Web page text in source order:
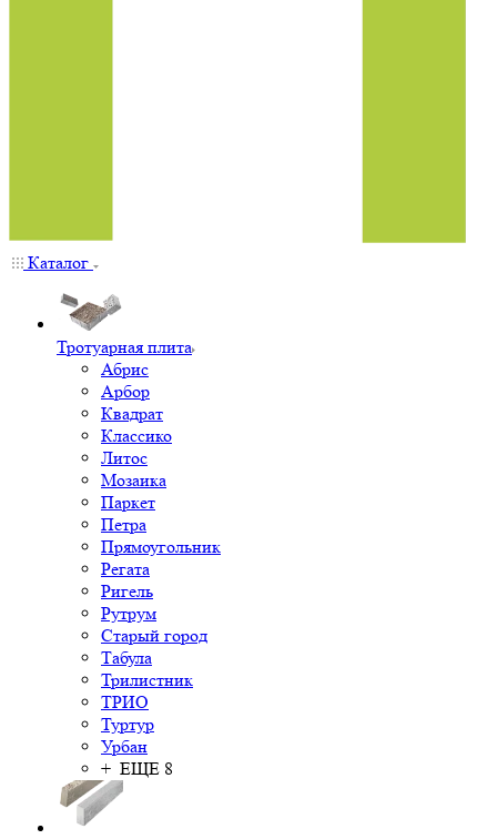
Каталог
Тротуарная плита
Абрис
Арбор
Квадрат
Классико
Литос
Мозаика
Паркет
Петра
Прямоугольник
Регата
Ригель
Рутрум
Старый город
Табула
Трилистник
ТРИО
Туртур
Урбан
+ ЕЩЕ 8